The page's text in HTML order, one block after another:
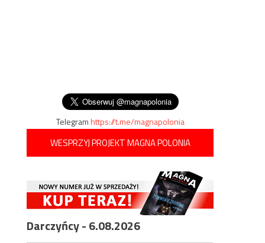
Telegramhttps://t.me/magnapolonia
WESPRZYJ PROJEKT MAGNA POLONIA
Darczyńcy - 6.08.2026